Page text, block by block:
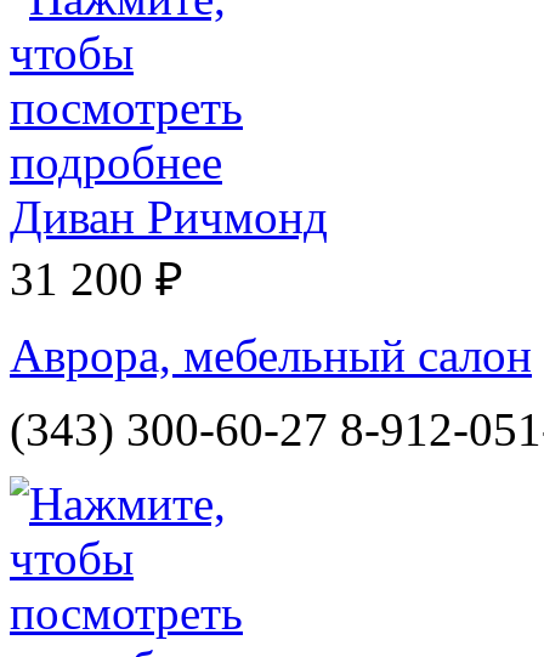
Диван Ричмонд
31 200 ₽
Аврора, мебельный салон
(343) 300-60-27 8-912-